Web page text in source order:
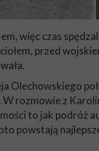
więc czas
przed
Olechowskiego
rozmowie z
to jak podróż
powstają